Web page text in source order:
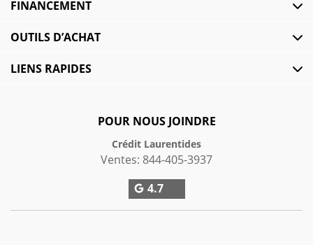
POUR NOUS JOINDRE
Crédit Laurentides
Ventes: 844-405-3937
4.7
FINANCEMENT
OUTILS D’ACHAT
LIENS RAPIDES